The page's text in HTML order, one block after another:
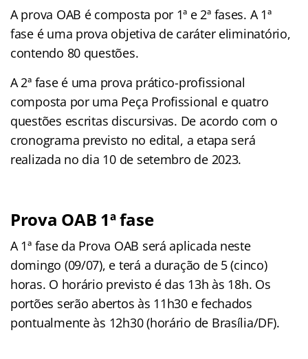
A prova OAB é composta por 1ª e 2ª fases. A 1ª
fase é uma prova objetiva de caráter eliminatório,
contendo 80 questões.
A 2ª fase é uma prova prático-profissional
composta por uma Peça Profissional e quatro
questões escritas discursivas. De acordo com o
cronograma previsto no edital, a etapa será
realizada no dia 10 de setembro de 2023.
Prova OAB 1ª fase
A 1ª fase da Prova OAB será aplicada neste
domingo (09/07), e terá a duração de 5 (cinco)
horas. O horário previsto é das 13h às 18h. Os
portões serão abertos às 11h30 e fechados
pontualmente às 12h30 (horário de Brasília/DF).